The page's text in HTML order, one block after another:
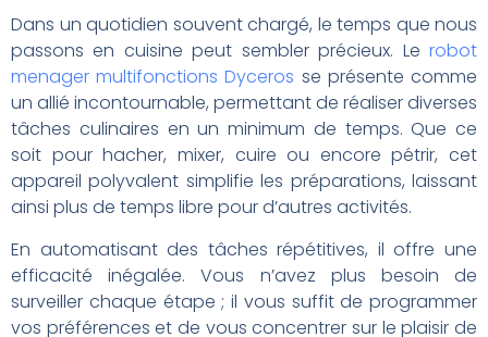
Dans un quotidien souvent chargé, le temps que nous
passons en cuisine peut sembler précieux. Le robot
menager multifonctions Dyceros se présente comme
un allié incontournable, permettant de réaliser diverses
tâches culinaires en un minimum de temps. Que ce
soit pour hacher, mixer, cuire ou encore pétrir, cet
appareil polyvalent simplifie les préparations, laissant
ainsi plus de temps libre pour d’autres activités.
En automatisant des tâches répétitives, il offre une
efficacité inégalée. Vous n’avez plus besoin de
surveiller chaque étape ; il vous suffit de programmer
vos préférences et de vous concentrer sur le plaisir de